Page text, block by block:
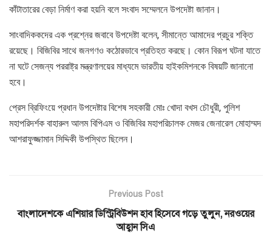
কাঁটাতারের বেড়া নির্মাণ করা হয়নি বলে সংবাদ সম্মেলনে উপদেষ্টা জানান।
সাংবাদিককদের এক প্রশ্নের জবাবে উপদেষ্টা বলেন, সীমান্তে আমাদের প্রচুর শক্তি
রয়েছে। বিজিবির সাথে জনগণও কঠোরভাবে প্রতিহত করছে। কোন বিরূপ ঘটনা যাতে
না ঘটে সেজন্য পররাষ্ট্র মন্ত্রণালয়ের মাধ্যমে ভারতীয় হাইকমিশনকে বিষয়টি জানানো
হবে।
প্রেস ব্রিফিংয়ে প্রধান উপদেষ্টার বিশেষ সহকারী মোঃ খোদা বখস চৌধুরী, পুলিশ
মহাপরিদর্শক বাহারুল আলম বিপিএম ও বিজিবির মহাপরিচালক মেজর জেনারেল মোহাম্মদ
আশরাফুজ্জামান সিদ্দিকী উপস্থিত ছিলেন।
Previous Post
বাংলাদেশকে এশিয়ার ডিস্ট্রিবিউশন হাব হিসেবে গড়ে তুলুন, নরওয়ের
আহ্বান সিএ